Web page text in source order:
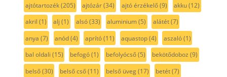
ajtótartozék(205) ajtózár(34) ajtó érzékelő(9) akku(12)
akril (1) alj (1) alsó(33) aluminium(5) alátét(7)
anya (7) anód(4) aprító(11) aquastop(4) aszaló(1)
bal oldali (15) befogó(1) befolyócső(5) bekötődoboz (9)
belső(30) belső cső(11) belső üveg(17) betét(7)